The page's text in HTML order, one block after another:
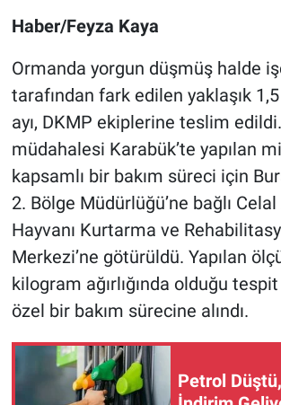
Haber/Feyza Kaya
Ormanda yorgun düşmüş halde
tarafından fark edilen yaklaşık
ayı, DKMP ekiplerine teslim
müdahalesi Karabük’te yapılan
kapsamlı bir bakım süreci için
2. Bölge Müdürlüğü’ne bağlı
Hayvanı Kurtarma ve
Merkezi’ne götürüldü. Yapılan
kilogram ağırlığında olduğu
özel bir bakım sürecine alındı.
Petrol